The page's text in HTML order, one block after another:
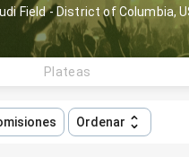
Field-District of Columbia,
Plateas
Ordenar